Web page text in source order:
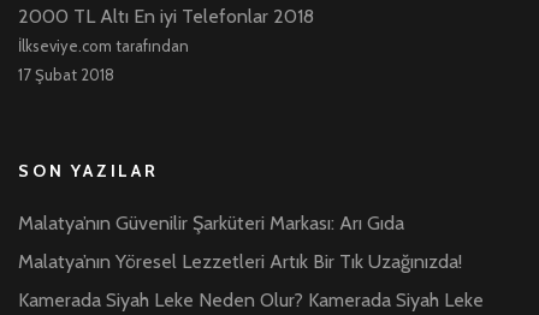
2000 TL Altı En iyi Telefonlar 2018
İlkseviye.com tarafından
17 Şubat 2018
SON YAZILAR
Malatya’nın Güvenilir Şarküteri Markası: Arı Gıda
Malatya’nın Yöresel Lezzetleri Artık Bir Tık Uzağınızda!
Kamerada Siyah Leke Neden Olur? Kamerada Siyah Leke